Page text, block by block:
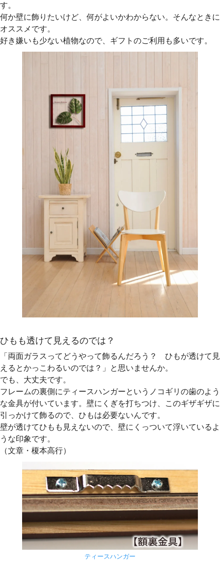
す。
何か壁に飾りたいけど、何がよいかわからない。そんなときに
オススメです。
好き嫌いも少ない植物なので、ギフトのご利用も多いです。
ひもも透けて見えるのでは？
「両面ガラスってどうやって飾るんだろう？ ひもが透けて見
えるとかっこわるいのでは？」と思いませんか。
でも、大丈夫です。
フレームの裏側にティースハンガーというノコギリの歯のよう
な金具が付いています。壁にくぎを打ちつけ、このギザギザに
引っかけて飾るので、ひもは必要ないんです。
壁が透けてひもも見えないので、壁にくっついて浮いているよ
うな印象です。
（文章・榎本高行）
ティースハンガー